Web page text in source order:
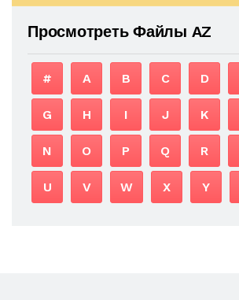
Просмотреть Файлы AZ
# A B C D
G H I J K
N O P Q R
U V W X Y